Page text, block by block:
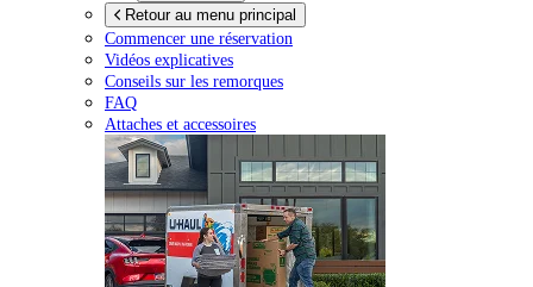
Retour au menu principal
Commencer une réservation
Vidéos explicatives
Conseils sur les remorques
FAQ
Attaches et accessoires